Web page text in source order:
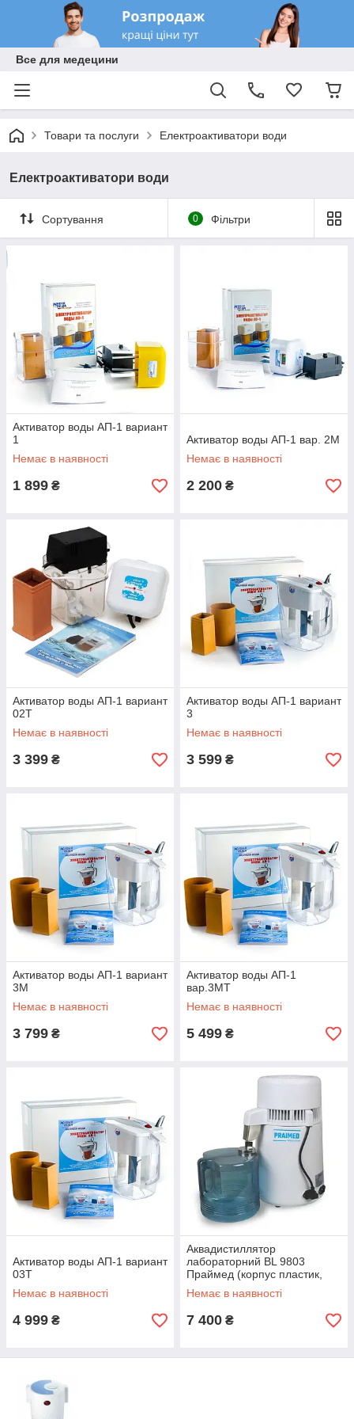
Все для медецини
Товари та послуги Електроактиватори води
Електроактиватори води
Сортування 0 Фільтри
Активатор воды АП-1 вариант
1
Немає в наявності
1 899 ₴
Активатор воды АП-1 вар. 2М
Немає в наявності
2 200 ₴
Активатор воды АП-1 вариант
02Т
Немає в наявності
3 399 ₴
Активатор воды АП-1 вариант
3
Немає в наявності
3 599 ₴
Активатор воды АП-1 вариант
3М
Немає в наявності
3 799 ₴
Активатор воды АП-1
вар.3МТ
Немає в наявності
5 499 ₴
Активатор воды АП-1 вариант
03Т
Немає в наявності
4 999 ₴
Аквадистиллятор
лабораторний BL 9803
Праймед (корпус пластик,
скляна ємність)
Немає в наявності
7 400 ₴